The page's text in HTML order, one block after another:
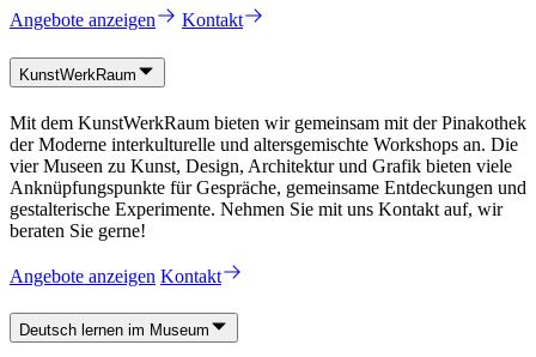
Angebote anzeigen Kontakt
KunstWerkRaum
Mit dem KunstWerkRaum bieten wir gemeinsam mit der Pinakothek
der Moderne interkulturelle und altersgemischte Workshops an. Die
vier Museen zu Kunst, Design, Architektur und Grafik bieten viele
Anknüpfungspunkte für Gespräche, gemeinsame Entdeckungen und
gestalterische Experimente. Nehmen Sie mit uns Kontakt auf, wir
beraten Sie gerne!
Angebote anzeigen Kontakt
Deutsch lernen im Museum